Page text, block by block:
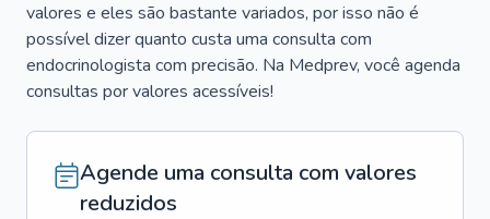
valores e eles são bastante variados, por isso não é
possível dizer quanto custa uma consulta com
endocrinologista com precisão. Na Medprev, você agenda
consultas por valores acessíveis!
Agende uma consulta com valores
reduzidos